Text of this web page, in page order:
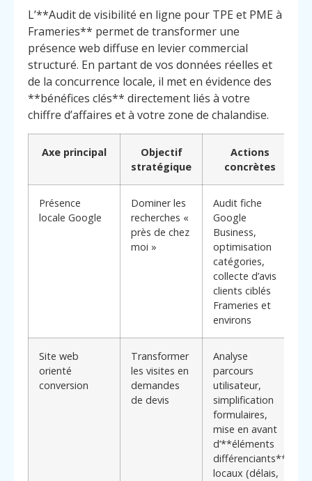
Appelez
L’**Audit de visibilité en ligne pour TPE et PME à
Frameries** permet de transformer une
présence web diffuse en levier commercial
structuré. En partant de vos données réelles et
de la concurrence locale, il met en évidence des
**bénéfices clés** directement liés à votre
chiffre d’affaires et à votre zone de chalandise.
Axe principal
Objectif
stratégique
Actions
concrètes
Présence
locale Google
Dominer les
recherches «
près de chez
moi »
Audit fiche
Google
Business,
optimisation
catégories,
collecte d’avis
clients ciblés
Frameries et
environs
Site web
orienté
conversion
Transformer
les visites en
demandes
de devis
Analyse
parcours
utilisateur,
simplification
formulaires,
mise en avant
d’**éléments
différenciants**
locaux (délais,